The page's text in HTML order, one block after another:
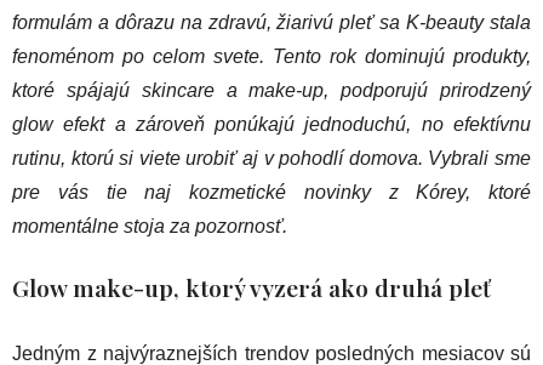
formulám a dôrazu na zdravú, žiarivú pleť sa K-beauty stala
fenoménom po celom svete. Tento rok dominujú produkty,
ktoré spájajú skincare a make-up, podporujú prirodzený
glow efekt a zároveň ponúkajú jednoduchú, no efektívnu
rutinu, ktorú si viete urobiť aj v pohodlí domova. Vybrali sme
pre vás tie naj kozmetické novinky z Kórey, ktoré
momentálne stoja za pozornosť.
Glow make-up, ktorý vyzerá ako druhá pleť
Jedným z najvýraznejších trendov posledných mesiacov sú